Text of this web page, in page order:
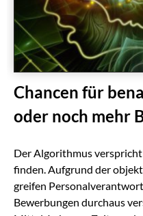
Chancen für
oder noch mehr
Der Algorithmus verspricht
finden. Aufgrund der
greifen
Bewerbungen durchaus